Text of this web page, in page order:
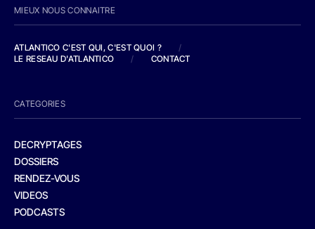
MIEUX NOUS CONNAITRE
ATLANTICO C'EST QUI, C'EST QUOI ?
/
LE RESEAU D'ATLANTICO
/ CONTACT
CATEGORIES
DECRYPTAGES
DOSSIERS
RENDEZ-VOUS
VIDEOS
PODCASTS